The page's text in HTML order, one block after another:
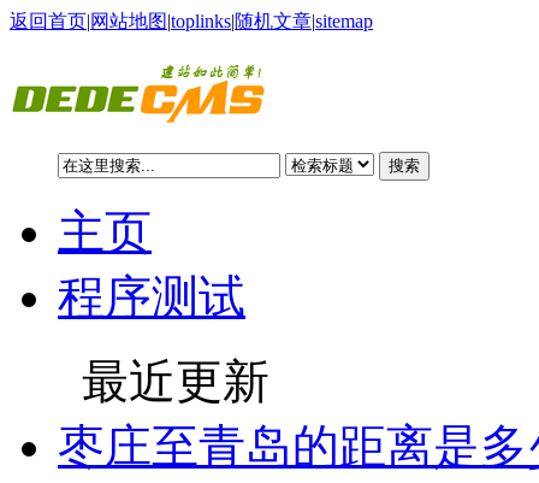
返回首页|网站地图|toplinks|随机文章|sitemap
搜索
主页
程序测试
最近更新
枣庄至青岛的距离是